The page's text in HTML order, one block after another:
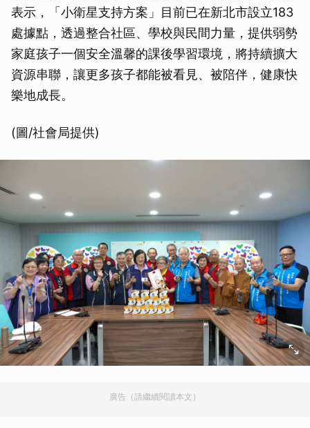
表示，「小衛星支持方案」目前已在新北市設立183
處據點，透過整合社區、學校與民間力量，提供弱勢
家庭孩子一個安全溫馨的課後學習環境，將持續擴大
資源串聯，讓更多孩子都能被看見、被陪伴，健康快
樂地成長。
(圖/社會局提供)
廣告（請繼續閱讀本文）